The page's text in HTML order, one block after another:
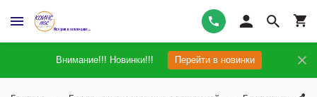
Внимание!!! Новинки!!! Перейти в новинки